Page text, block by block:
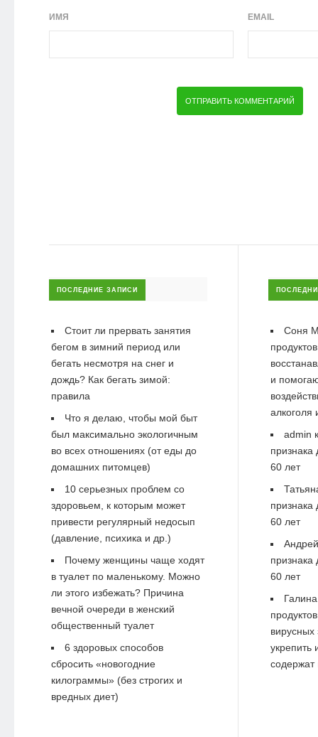
ИМЯ EMAIL
ПОСЛЕДНИЕ ЗАПИСИ
Стоит ли прервать занятия
бегом в зимний период или
бегать несмотря на снег и
дождь? Как бегать зимой:
правила
Что я делаю, чтобы мой быт
был максимально экологичным
во всех отношениях (от еды до
домашних питомцев)
10 серьезных проблем со
здоровьем, к которым может
привести регулярный недосып
(давление, психика и др.)
Почему женщины чаще ходят
в туалет по маленькому. Можно
ли этого избежать? Причина
вечной очереди в женский
общественный туалет
6 здоровых способов
сбросить «новогодние
килограммы» (без строгих и
вредных диет)
Соня
и
алкоголя
admin
60 лет
60 лет
Андрей
60 лет
Галина
вирусных
укрепить
содержат